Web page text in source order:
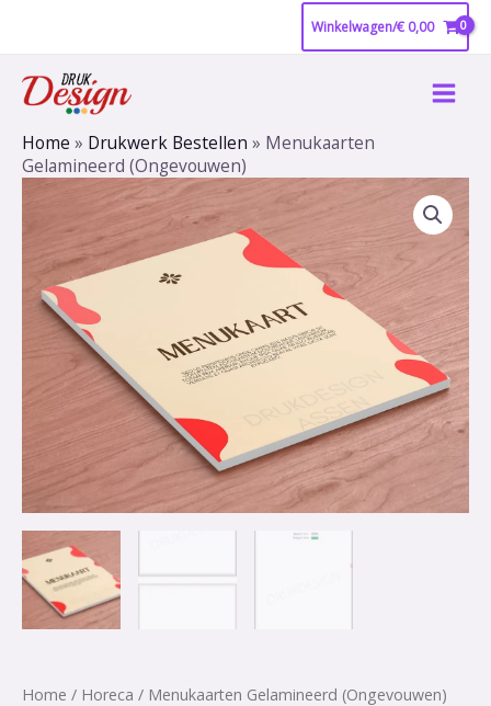
inhoud
Winkelwagen/€ 0,00
Main
Home » Drukwerk Bestellen » Menukaarten
Gelamineerd (Ongevouwen)
Home / Horeca / Menukaarten Gelamineerd (Ongevouwen)
Menukaarten
(Ongevouwen)
aantal